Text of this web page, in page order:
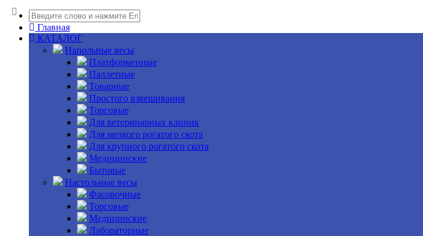
Главная
КАТАЛОГ
Напольные весы
Платформенные
Паллетные
Товарные
Простого взвешивания
Торговые
Для ветеринарных клиник
Для мелкого рогатого скота
Для крупного рогатого скота
Медицинские
Бытовые
Настольные весы
Фасовочные
Торговые
Медицинские
Лабораторные